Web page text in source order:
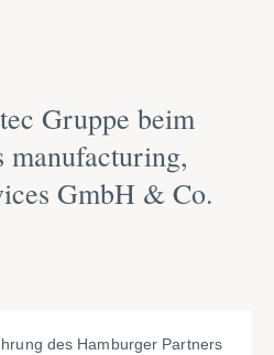
Gruppe beim
GmbH & Co.
des Hamburger Partners